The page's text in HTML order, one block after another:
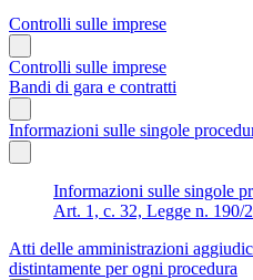
Controlli sulle imprese
Controlli sulle imprese
Bandi di gara e contratti
Informazioni sulle singole
Informazioni sulle singole
Art. 1, c. 32, Legge n. 190/
Atti delle amministrazioni
distintamente per ogni procedura